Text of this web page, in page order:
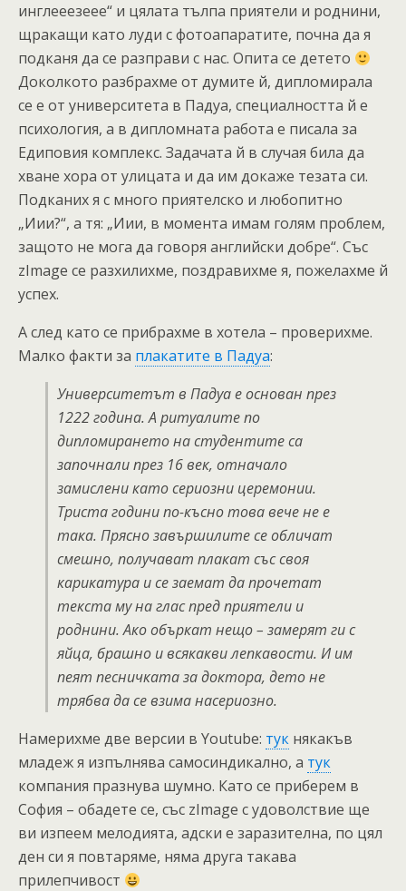
инглееезеее“ и цялата тълпа приятели и роднини,
щракащи като луди с фотоапаратите, почна да я
подканя да се разправи с нас. Опита се детето
Доколкото разбрахме от думите й, дипломирала
се е от университета в Падуа, специалността й е
психология, а в дипломната работа е писала за
Едиповия комплекс. Задачата й в случая била да
хване хора от улицата и да им докаже тезата си.
Подканих я с много приятелско и любопитно
„Иии?“, а тя: „Иии, в момента имам голям проблем,
защото не мога да говоря английски добре“. Със
zImage се разхилихме, поздравихме я, пожелахме й
успех.
А след като се прибрахме в хотела – проверихме.
Малко факти за плакатите в Падуа:
Университетът в Падуа е основан през
1222 година. А ритуалите по
дипломирането на студентите са
започнали през 16 век, отначало
замислени като сериозни церемонии.
Триста години по-късно това вече не е
така. Прясно завършилите се обличат
смешно, получават плакат със своя
карикатура и се заемат да прочетат
текста му на глас пред приятели и
роднини. Ако объркат нещо – замерят ги с
яйца, брашно и всякакви лепкавости. И им
пеят песничката за доктора, дето не
трябва да се взима насериозно.
Намерихме две версии в Youtube: тук някакъв
младеж я изпълнява самосиндикално, а тук
компания празнува шумно. Като се приберем в
София – обадете се, със zImage с удоволствие ще
ви изпеем мелодията, адски е заразителна, по цял
ден си я повтаряме, няма друга такава
прилепчивост